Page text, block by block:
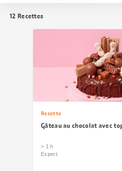
12 Recettes
Recette
Gâteau au chocolat avec
> 1 h
Expert